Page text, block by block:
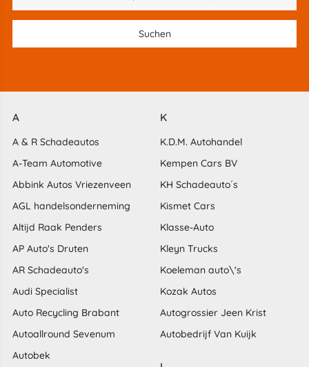
A
A & R Schadeautos
A-Team Automotive
Abbink Autos Vriezenveen
AGL handelsonderneming
Altijd Raak Penders
AP Auto's Druten
AR Schadeauto's
Audi Specialist
Auto Recycling Brabant
Autoallround Sevenum
Autobek
K
K.D.M. Autohandel
Kempen Cars BV
KH Schadeauto´s
Kismet Cars
Klasse-Auto
Kleyn Trucks
Koeleman auto\'s
Kozak Autos
Autogrossier Jeen Krist
Autobedrijf Van Kuijk